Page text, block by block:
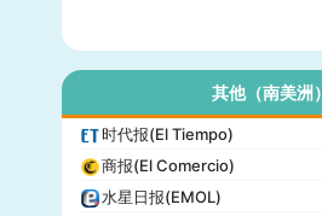
其他（南美洲）
时代报(El Tiempo)
商报(El Comercio)
水星日报(EMOL)